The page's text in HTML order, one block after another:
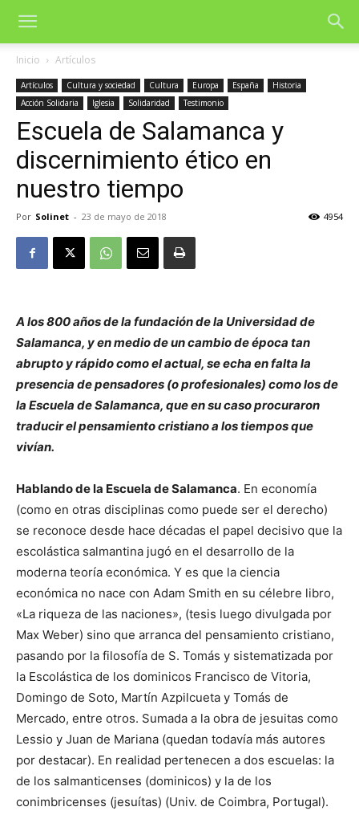
Inicio Artículos
Artículos Cultura y sociedad Cultura Europa España
Historia
Acción Solidaria
Iglesia Solidaridad Testimonio
Escuela de Salamanca y
discernimiento ético en
nuestro tiempo
Por Solinet - 23 de mayo de 2018 4954
A los 800 años de la fundación de la Universidad de
Salamanca, y en medio de un cambio de época tan
abrupto y rápido como el actual, se echa en falta la
presencia de pensadores (o profesionales) como los de
la Escuela de Salamanca, que en su caso procuraron
traducir el pensamiento cristiano a los tiempos que
vivían.
Hablando de la Escuela de Salamanca. En economía
(como en otras disciplinas como puede ser el derecho)
se reconoce desde hace décadas el papel decisivo que la
escolástica salmantina jugó en el desarrollo de la
moderna teoría económica. Y es que la ciencia
económica no nace con Adam Smith en su célebre libro,
«La riqueza de las naciones», (tesis luego divulgada por
Max Weber) sino que arranca del pensamiento cristiano,
pasando por la filosofía de S. Tomás y sistematizada por
la Escolástica de los dominicos Francisco de Vitoria,
Domingo de Soto, Martín Azpilcueta y Tomás de
Mercado, entre otros. Sumada a la obra de jesuitas como
Lessio y Juan de Mariana (quedan todavía más autores
por destacar). En realidad pertenecen a dos escuelas: la
de los salmanticenses (dominicos) y la de los
conimbricenses (jesuítas) (Univ. de Coimbra, Portugal).